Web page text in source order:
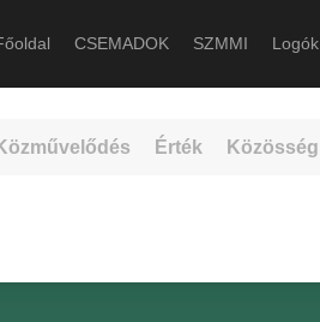
CSEMADOK SZMMI Logók
Érték Közösség